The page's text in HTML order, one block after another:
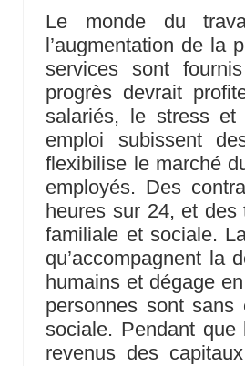
Le monde du
l’augmentation de la
services sont
progrès devrait
salariés, le stress
emploi subissent
flexibilise le marché
employés. Des
heures sur 24, et
familiale et sociale.
qu’accompagnent la
humains et dégage
personnes sont sans
sociale. Pendant
revenus des